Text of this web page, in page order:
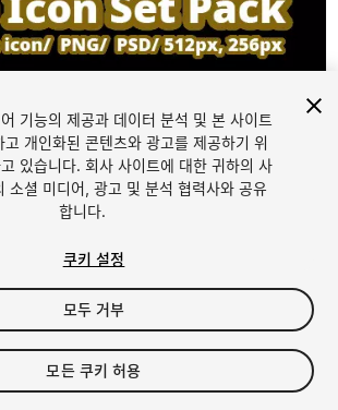
3
기능의 제공과 데이터 분석 및 본 사이트
고 개인화된 콘텐츠와 광고를 제공하기 위
있습니다. 회사 사이트에 대한 귀하의 사
소셜 미디어, 광고 및 분석 협력사와 공유
합니다.
쿠키 설정
모두 거부
모든 쿠키 허용